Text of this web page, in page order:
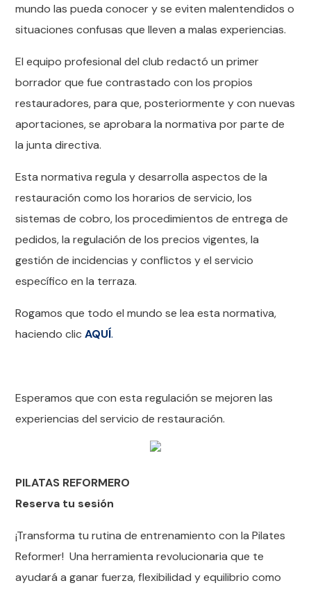
mundo las pueda conocer y se eviten malentendidos o
situaciones confusas que lleven a malas experiencias.
El equipo profesional del club redactó un primer
borrador que fue contrastado con los propios
restauradores, para que, posteriormente y con nuevas
aportaciones, se aprobara la normativa por parte de
la junta directiva.
Esta normativa regula y desarrolla aspectos de la
restauración como los horarios de servicio, los
sistemas de cobro, los procedimientos de entrega de
pedidos, la regulación de los precios vigentes, la
gestión de incidencias y conflictos y el servicio
específico en la terraza.
Rogamos que todo el mundo se lea esta normativa,
haciendo clic AQUÍ.
Esperamos que con esta regulación se mejoren las
experiencias del servicio de restauración.
PILATAS REFORMERO
Reserva tu sesión
¡Transforma tu rutina de entrenamiento con la Pilates
Reformer! Una herramienta revolucionaria que te
ayudará a ganar fuerza, flexibilidad y equilibrio como